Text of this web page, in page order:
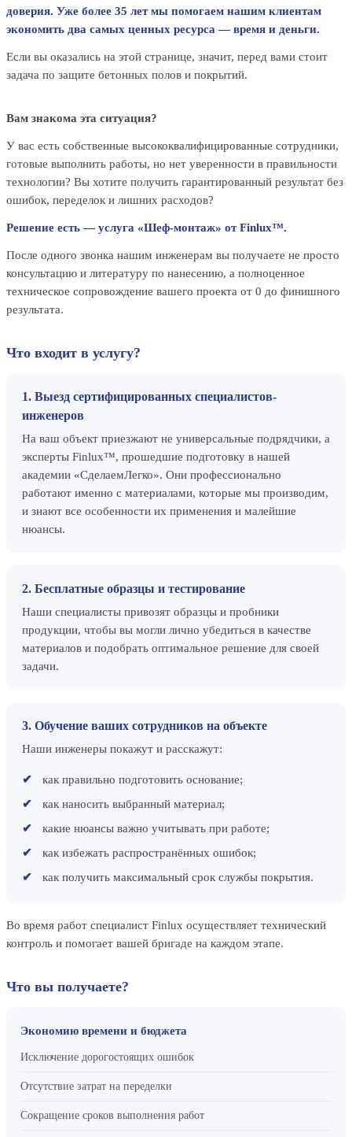
доверия. Уже более 35 лет мы помогаем нашим клиентам
экономить два самых ценных ресурса — время и деньги.
Если вы оказались на этой странице, значит, перед вами стоит
задача по защите бетонных полов и покрытий.
Вам знакома эта ситуация?
У вас есть собственные высококвалифицированные сотрудники,
готовые выполнить работы, но нет уверенности в правильности
технологии? Вы хотите получить гарантированный результат без
ошибок, переделок и лишних расходов?
Решение есть — услуга «Шеф-монтаж» от Finlux™.
После одного звонка нашим инженерам вы получаете не просто
консультацию и литературу по нанесению, а полноценное
техническое сопровождение вашего проекта от 0 до финишного
результата.
Что входит в услугу?
1. Выезд сертифицированных специалистов-
инженеров
На ваш объект приезжают не универсальные подрядчики, а
эксперты Finlux™, прошедшие подготовку в нашей
академии «СделаемЛегко». Они профессионально
работают именно с материалами, которые мы производим,
и знают все особенности их применения и малейшие
нюансы.
2. Бесплатные образцы и тестирование
Наши специалисты привозят образцы и пробники
продукции, чтобы вы могли лично убедиться в качестве
материалов и подобрать оптимальное решение для своей
задачи.
3. Обучение ваших сотрудников на объекте
Наши инженеры покажут и расскажут:
как правильно подготовить основание;
как наносить выбранный материал;
какие нюансы важно учитывать при работе;
как избежать распространённых ошибок;
как получить максимальный срок службы покрытия.
Во время работ специалист Finlux осуществляет технический
контроль и помогает вашей бригаде на каждом этапе.
Что вы получаете?
Экономию времени и бюджета
Исключение дорогостоящих ошибок
Отсутствие затрат на переделки
Сокращение сроков выполнения работ